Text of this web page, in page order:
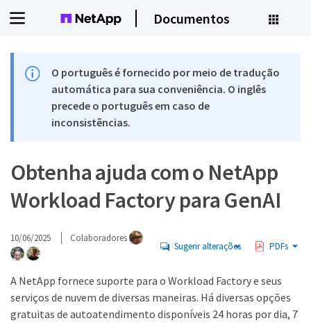
Documentos
O português é fornecido por meio de tradução
automática para sua conveniência. O inglês
precede o português em caso de
inconsistências.
Obtenha ajuda com o NetApp
Workload Factory para GenAI
10/06/2025 Colaboradores
Sugerir alterações PDFs
A NetApp fornece suporte para o Workload Factory e seus
serviços de nuvem de diversas maneiras. Há diversas opções
gratuitas de autoatendimento disponíveis 24 horas por dia, 7